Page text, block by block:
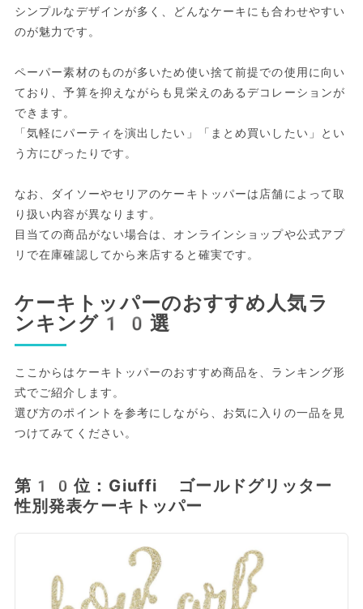
シンプルなデザインが多く、どんなケーキにも合わせやすい
のが魅力です。
ペーパー素材のものが多いため使い捨て前提での使用に向い
ており、予算を抑えながらも見栄えのあるデコレーションが
できます。
「気軽にパーティを演出したい」「まとめ買いしたい」とい
う方にぴったりです。
なお、ダイソーやセリアのケーキトッパーは店舗によって取
り扱い内容が異なります。
目当ての商品がない場合は、オンラインショップや公式アプ
リで在庫確認してから来店すると確実です。
ケーキトッパーのおすすめ人気ラ
ンキング10選
ここからはケーキトッパーのおすすめ商品を、ランキング形
式でご紹介します。
選び方のポイントを参考にしながら、お気に入りの一品を見
つけてみてください。
第10位：Giuffi ゴールドグリッター
性別発表ケーキトッパー